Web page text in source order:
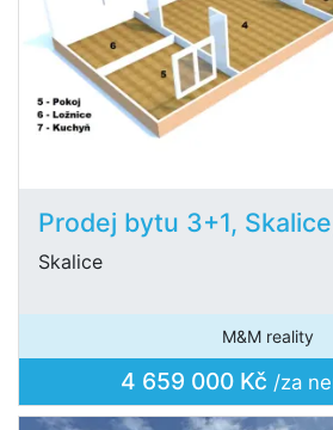
Prodej bytu 3+1,
Skalice
M&M reality
4 659 000 Kč /za